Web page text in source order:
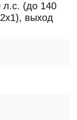
л.с. (до 140
выход